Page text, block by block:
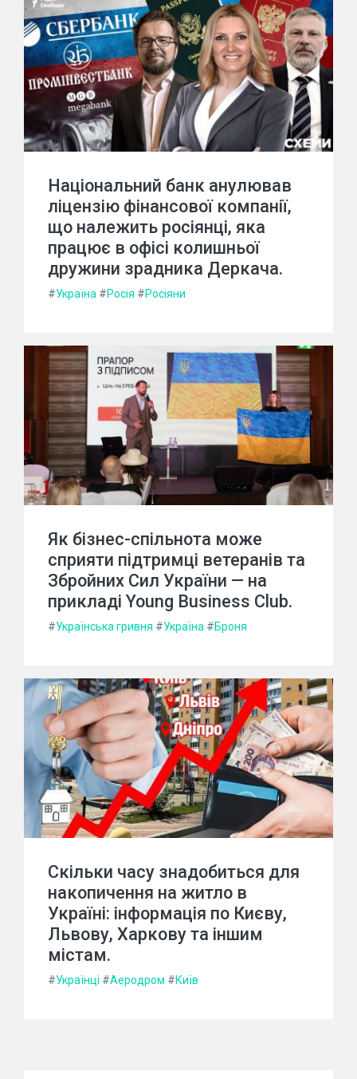
Національний банк анулював
ліцензію фінансової компанії,
що належить росіянці, яка
працює в офісі колишньої
дружини зрадника Деркача.
#Україна #Росія #Росіяни
Як бізнес-спільнота може
сприяти підтримці ветеранів та
Збройних Сил України — на
прикладі Young Business Club.
#Українська гривня #Україна #Броня
Скільки часу знадобиться для
накопичення на житло в
Україні: інформація по Києву,
Львову, Харкову та іншим
містам.
#Українці #Аеродром #Київ